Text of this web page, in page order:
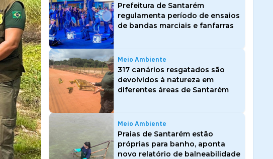
Prefeitura de Santarém
regulamenta período de ensaios
de bandas marciais e fanfarras
Meio Ambiente
317 canários resgatados são
devolvidos à natureza em
diferentes áreas de Santarém
Meio Ambiente
Praias de Santarém estão
próprias para banho, aponta
novo relatório de balneabilidade